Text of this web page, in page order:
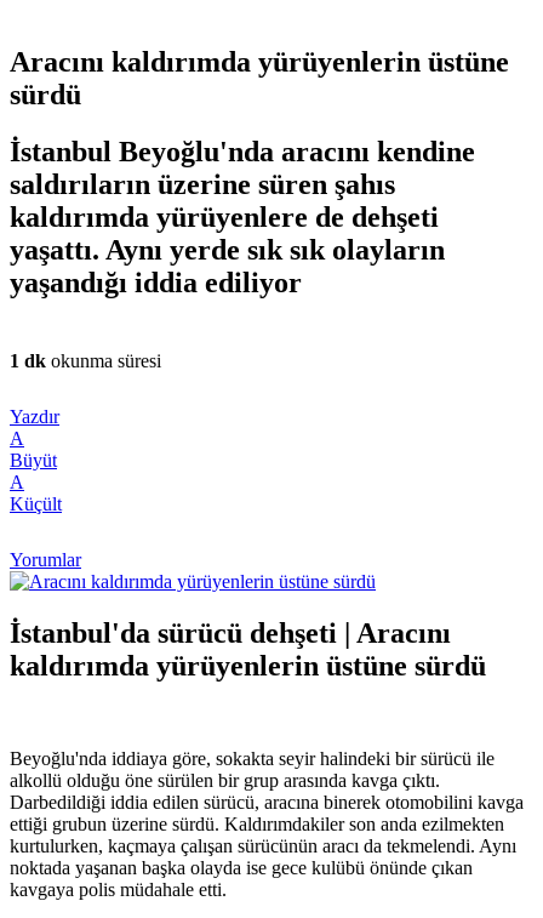
Aracını kaldırımda yürüyenlerin üstüne
sürdü
İstanbul Beyoğlu'nda aracını kendine
saldırıların üzerine süren şahıs
kaldırımda yürüyenlere de dehşeti
yaşattı. Aynı yerde sık sık olayların
yaşandığı iddia ediliyor
1 dk okunma süresi
Yazdır
A
Büyüt
A
Küçült
Yorumlar
İstanbul'da sürücü dehşeti | Aracını
kaldırımda yürüyenlerin üstüne sürdü
Beyoğlu'nda iddiaya göre, sokakta seyir halindeki bir sürücü ile
alkollü olduğu öne sürülen bir grup arasında kavga çıktı.
Darbedildiği iddia edilen sürücü, aracına binerek otomobilini kavga
ettiği grubun üzerine sürdü. Kaldırımdakiler son anda ezilmekten
kurtulurken, kaçmaya çalışan sürücünün aracı da tekmelendi. Aynı
noktada yaşanan başka olayda ise gece kulübü önünde çıkan
kavgaya polis müdahale etti.